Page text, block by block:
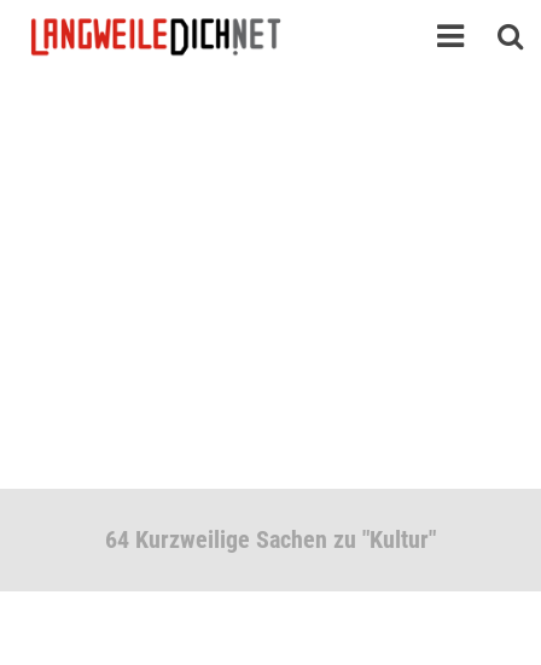
64 Kurzweilige Sachen zu "Kultur"